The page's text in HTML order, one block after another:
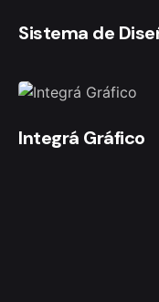
Sistema de
Integrá Gráfico